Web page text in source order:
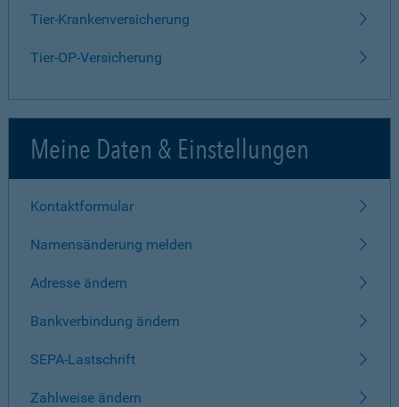
Tier-Krankenversicherung
Tier-OP-Versicherung
Meine Daten & Einstellungen
Kontaktformular
Namensänderung melden
Adresse ändern
Bankverbindung ändern
SEPA-Lastschrift
Zahlweise ändern